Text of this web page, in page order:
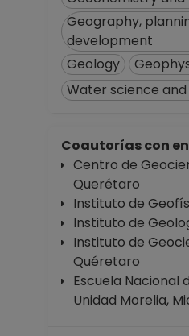
Geography,
development
Geology
Water science
Coautorías con
Centro de
Querétaro
Instituto de
Instituto de
Instituto de
Quéretaro
Escuela Nacional
Unidad Morelia,